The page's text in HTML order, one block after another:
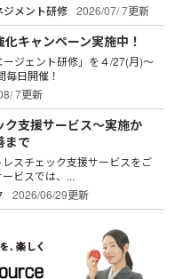
ジメント研修
2026/07/ 7更新
キャンペーン実施中！
ジェント研修」を４/27(月)～
毎日開催！
7更新
ク支援サービス～実施か
まで
スチェック支援サービスをご
ビスでは、...
2026/06/29更新